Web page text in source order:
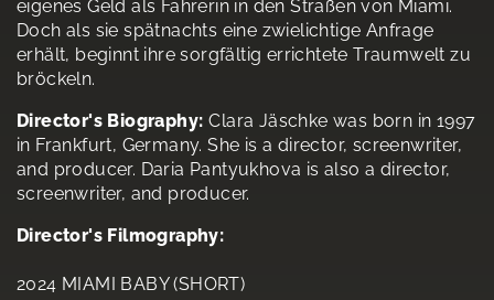
eigenes Geld als Fahrerin in den Straßen von Miami.
Doch als sie spätnachts eine zwielichtige Anfrage
erhält, beginnt ihre sorgfältig errichtete Traumwelt zu
bröckeln.
Director's Biography: Clara Jäschke was born in 1997
in Frankfurt, Germany. She is a director, screenwriter,
and producer. Daria Pantyukhova is also a director,
screenwriter, and producer.
Director's Filmography:
2024 MIAMI BABY (SHORT)